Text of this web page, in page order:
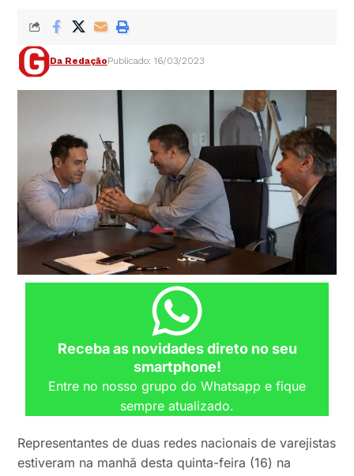
Da RedaçãoPublicado: 16/03/2023
Receba as novidades direto no seu
smartphone!
Entre no nosso grupo do Whatsapp e fique
sempre atualizado.
Representantes de duas redes nacionais de varejistas
estiveram na manhã desta quinta-feira (16) na